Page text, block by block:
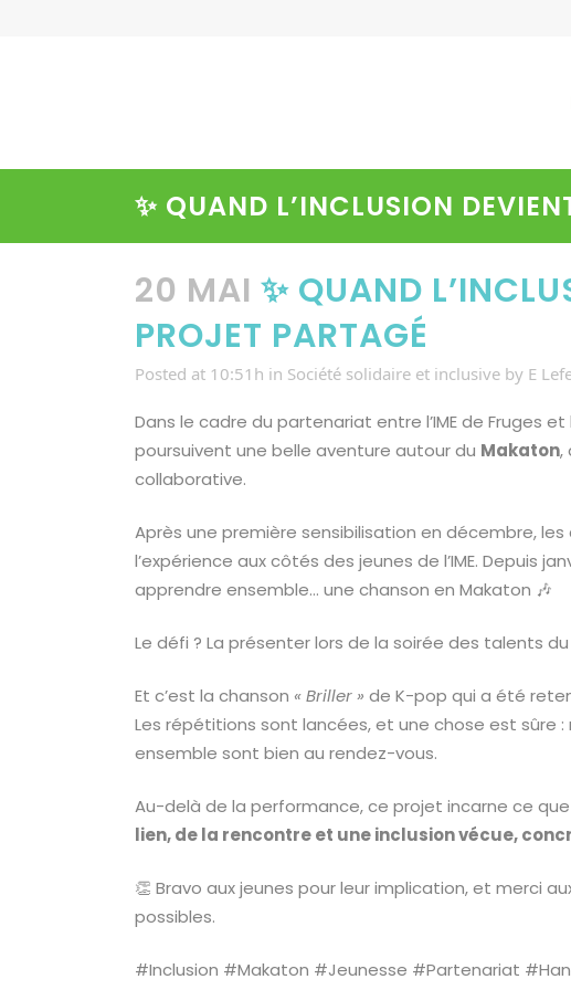
✨ QUAND L’INCLUSION
20 MAI ✨ QUAND
PROJET PARTAGÉ
Posted at 10:51h in Société solidaire et inclusive by E
Dans le cadre du partenariat entre l’IME de Fruges
poursuivent une belle aventure autour du Makaton,
collaborative.
Après une première sensibilisation en décembre,
l’expérience aux côtés des jeunes de l’IME. Depuis
apprendre ensemble… une chanson en Makaton 🎶
Le défi ? La présenter lors de la soirée des talents
Et c’est la chanson « Briller » de K-pop qui a été
Les répétitions sont lancées, et une chose est sûre
ensemble sont bien au rendez-vous.
Au-delà de la performance, ce projet incarne ce
lien, de la rencontre et une inclusion vécue,
👏 Bravo aux jeunes pour leur implication, et merci
possibles.
#Inclusion #Makaton #Jeunesse #Partenariat